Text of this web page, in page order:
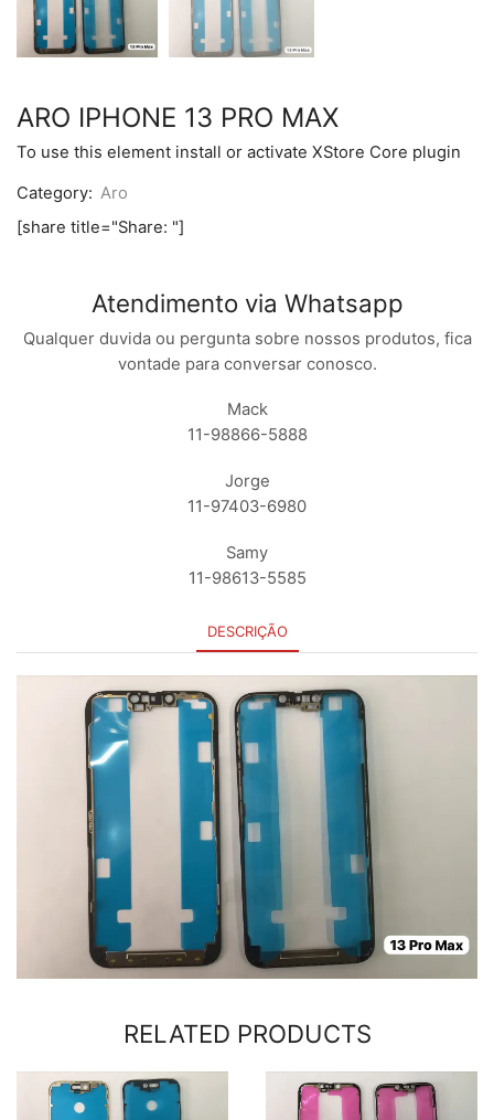
ARO IPHONE 13 PRO MAX
To use this element install or activate XStore Core plugin
Category: Aro
[share title="Share: "]
Atendimento via Whatsapp
Qualquer duvida ou pergunta sobre nossos produtos, fica
vontade para conversar conosco.
Mack
11-98866-5888
Jorge
11-97403-6980
Samy
11-98613-5585
DESCRIÇÃO
RELATED PRODUCTS